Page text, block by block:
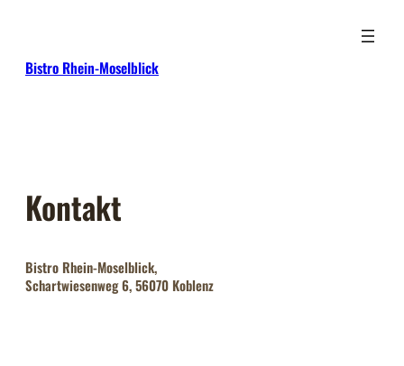
Bistro Rhein-Moselblick
Kontakt
Bistro Rhein-Moselblick,
Schartwiesenweg 6, 56070 Koblenz